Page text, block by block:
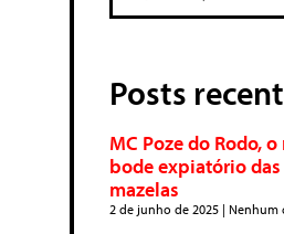
Posts
MC Poze do Rodo,
bode expiatório das
mazelas
2 de junho de 2025 Nenhum